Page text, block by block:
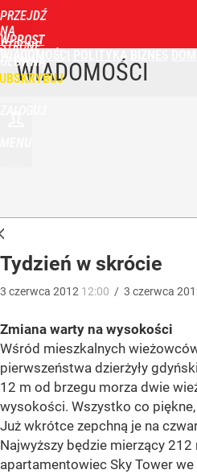
PRZEJDŹ
NA
STRONĘ
GŁÓWNĄ
WPROST
POLITYKA
WIADOMOŚCI
Tydzień w skrócie
3 czerwca 2012 12:00 / 3 czerwca
Zmiana warty na wysokości
Wśród mieszkalnych
pierwszeństwa dzierżyły
12 m od brzegu morza dwie
wysokości. Wszystko co
Już wkrótce zepchną je na
Najwyższy będzie mierzący
apartamentowiec Sky Tower